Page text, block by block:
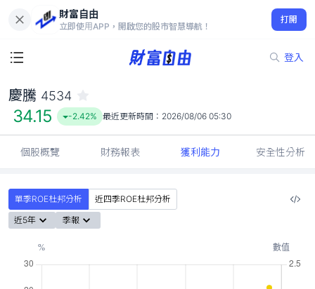
財富自由
立即使用APP，開啟您的股市智慧導航！
打開
登入
34.15
-2.42%
慶騰 4534
34.15 -2.42% 最近更新時間： 2026/08/06 05:30
個股概覽 財務報表 獲利能力 安全性分析
單季ROE杜邦分析
近四季ROE杜邦分析
近5年
季報